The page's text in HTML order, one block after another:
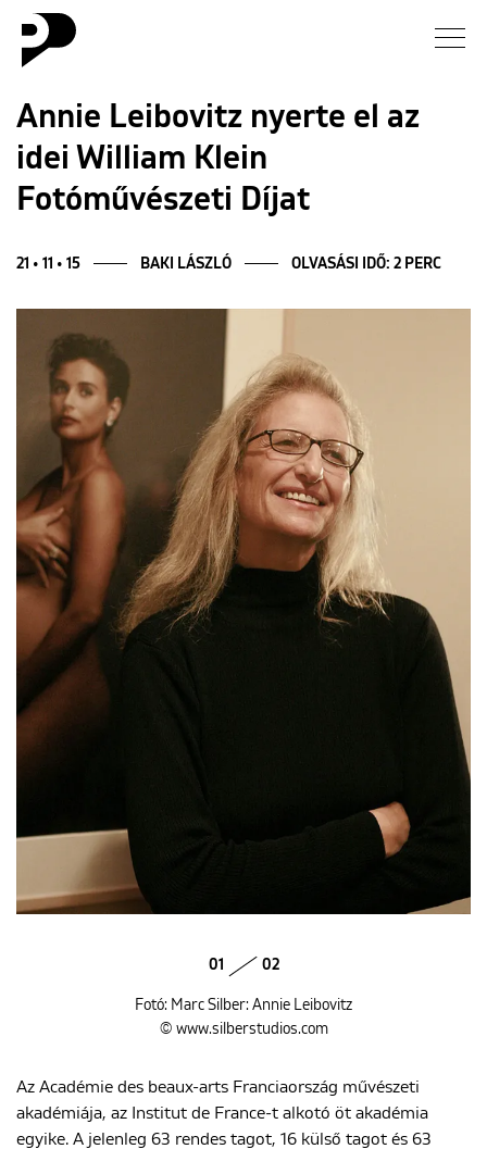
Galéria
Rólunk
ENGLISH
Annie Leibovitz nyerte el az
idei William Klein
Fotóművészeti Díjat
21 • 11 • 15 BAKI LÁSZLÓ OLVASÁSI IDŐ: 2 PERC
01 02
Fotó: Marc Silber: Annie Leibovitz
© www.silberstudios.com
Az Académie des beaux-arts Franciaország művészeti
akadémiája, az Institut de France-t alkotó öt akadémia
egyike. A jelenleg 63 rendes tagot, 16 külső tagot és 63